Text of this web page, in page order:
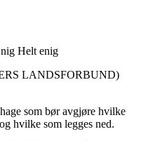
Helt enig
LANDSFORBUND)
som bør avgjøre hvilke
hvilke som legges ned.